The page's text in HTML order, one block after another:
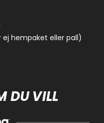
ej hempaket eller pall)
DU VILL